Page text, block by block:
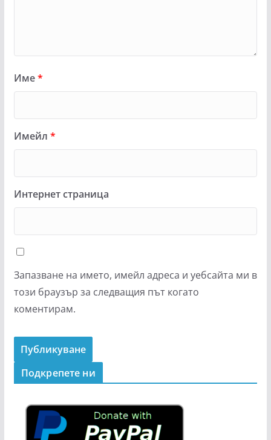
Име*
Имейл *
Интернет страница
Запазване на името, имейл адреса и уебсайта ми в
този браузър за следващия път когато
коментирам.
Подкрепeте ни